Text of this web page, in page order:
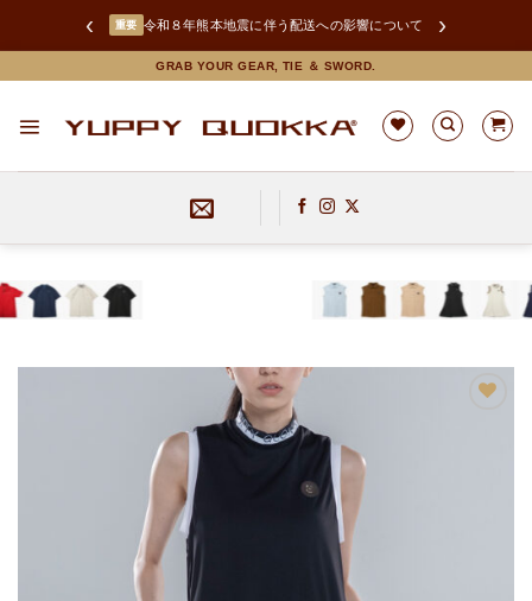
‹ LINEお友達追加で限定クーポンGET！ ›
to
GRAB YOUR GEAR, TIE ＆ SWORD.